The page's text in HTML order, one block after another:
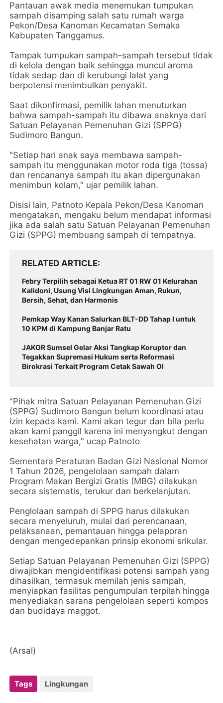
Pantauan awak media menemukan tumpukan
sampah disamping salah satu rumah warga
Pekon/Desa Kanoman Kecamatan Semaka
Kabupaten Tanggamus.
Tampak tumpukan sampah-sampah tersebut tidak
di kelola dengan baik sehingga muncul aroma
tidak sedap dan di kerubungi lalat yang
berpotensi menimbulkan penyakit.
Saat dikonfirmasi, pemilik lahan menuturkan
bahwa sampah-sampah itu dibawa anaknya dari
Satuan Pelayanan Pemenuhan Gizi (SPPG)
Sudimoro Bangun.
"Setiap hari anak saya membawa sampah-
sampah itu menggunakan motor roda tiga (tossa)
dan rencananya sampah itu akan dipergunakan
menimbun kolam," ujar pemilik lahan.
Disisi lain, Patnoto Kepala Pekon/Desa Kanoman
mengatakan, mengaku belum mendapat informasi
jika ada salah satu Satuan Pelayanan Pemenuhan
Gizi (SPPG) membuang sampah di tempatnya.
RELATED ARTICLE
Febry Terpilih sebagai Ketua RT 01 RW 01 Kelurahan
Kalidoni, Usung Visi Lingkungan Aman, Rukun,
Bersih, Sehat, dan Harmonis
Pemkap Way Kanan Salurkan BLT-DD Tahap I untuk
10 KPM di Kampung Banjar Ratu
JAKOR Sumsel Gelar Aksi Tangkap Koruptor dan
Tegakkan Supremasi Hukum serta Reformasi
Birokrasi Terkait Program Cetak Sawah OI
"Pihak mitra Satuan Pelayanan Pemenuhan Gizi
(SPPG) Sudimoro Bangun belum koordinasi atau
izin kepada kami. Kami akan tegur dan bila perlu
akan kami panggil karena ini menyangkut dengan
kesehatan warga," ucap Patnoto
Sementara Peraturan Badan Gizi Nasional Nomor
1 Tahun 2026, pengelolaan sampah dalam
Program Makan Bergizi Gratis (MBG) dilakukan
secara sistematis, terukur dan berkelanjutan.
Penglolaan sampah di SPPG harus dilakukan
secara menyeluruh, mulai dari perencanaan,
pelaksanaan, pemantauan hingga pelaporan
dengan mengedepankan prinsip ekonomi srikular.
Setiap Satuan Pelayanan Pemenuhan Gizi (SPPG)
diwajibkan mengidentifikasi potensi sampah yang
dihasilkan, termasuk memilah jenis sampah,
menyiapkan fasilitas pengumpulan terpilah hingga
menyediakan sarana pengelolaan seperti kompos
dan budidaya maggot.
(Arsal)
Tags Lingkungan